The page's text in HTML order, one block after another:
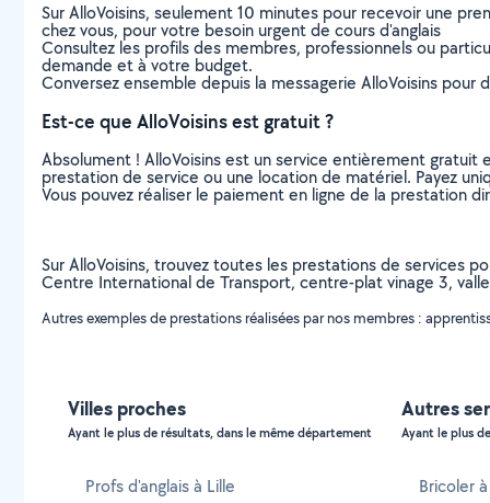
Sur AlloVoisins, seulement 10 minutes pour recevoir une
chez vous, pour votre besoin urgent de cours d'anglais
Consultez les profils des membres, professionnels ou
demande et à votre budget.
Conversez ensemble depuis la messagerie AlloVoisins
Est-ce que AlloVoisins est gratuit ?
Absolument ! AlloVoisins est un service entièrement gratuit
prestation de service ou une location de matériel. Payez
Vous pouvez réaliser le paiement en ligne de la prestation
Sur AlloVoisins, trouvez toutes les prestations de services
Centre International de Transport, centre-plat vinage 3,
Autres exemples de prestations réalisées par nos membres :
Villes proches
Ayant le plus de résultats, dans le même département
Profs d'anglais à Lille
Autres
Ayant le plus
Bricoler